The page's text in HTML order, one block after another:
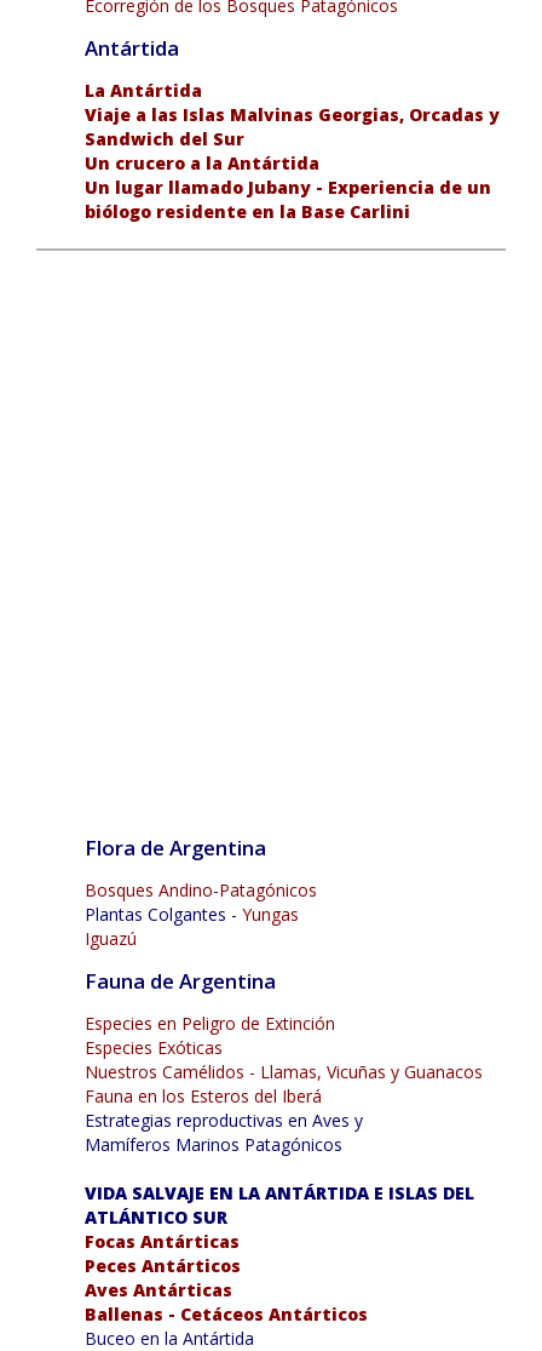
Ecorregión de los Bosques Patagónicos
Antártida
La Antártida
Viaje a las Islas Malvinas Georgias, Orcadas y
Sandwich del Sur
Un crucero a la Antártida
Un lugar llamado Jubany - Experiencia de un
biólogo residente en la Base Carlini
Flora de Argentina
Bosques Andino-Patagónicos
Plantas Colgantes - Yungas
Iguazú
Fauna de Argentina
Especies en Peligro de Extinción
Especies Exóticas
Nuestros Camélidos - Llamas, Vicuñas y Guanacos
Fauna en los Esteros del Iberá
Estrategias reproductivas en Aves y
Mamíferos Marinos Patagónicos
VIDA SALVAJE EN LA ANTÁRTIDA E ISLAS DEL
ATLÁNTICO SUR
Focas Antárticas
Peces Antárticos
Aves Antárticas
Ballenas - Cetáceos Antárticos
Buceo en la Antártida